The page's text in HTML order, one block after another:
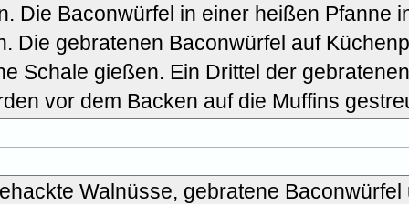
Die Baconwürfel in einer heißen Pfanne
Die gebratenen Baconwürfel auf
Schale gießen. Ein Drittel der gebratenen
vor dem Backen auf die Muffins
Walnüsse, gebratene Baconwürfel